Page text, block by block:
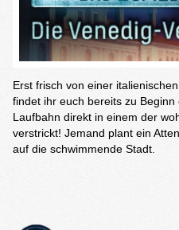
Erst frisch von einer
findet ihr euch bereits zu
Laufbahn direkt in einem der
verstrickt! Jemand plant ein
auf die schwimmende Stadt.